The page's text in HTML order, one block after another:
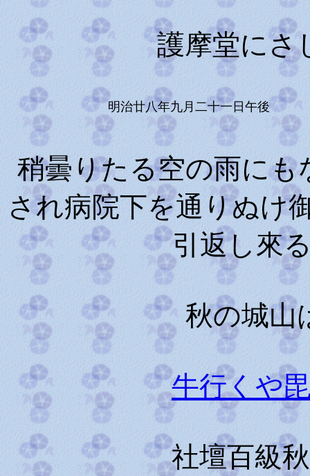
護摩堂にさ
明治廿八年九月二十一日午後
稍曇りたる空の雨にも
され病院下を通りぬけ
引返し來
秋の城山
牛行くや
社壇百級